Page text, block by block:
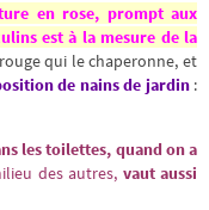
en rose, prompt aux
est à la mesure de la
qui le chaperonne, et
de nains de jardin:
les toilettes, quand on a
des autres, vaut aussi